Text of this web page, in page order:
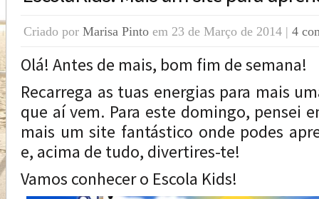
Criado por Marisa Pinto em 23 de Março de 2014 | 4
Olá! Antes de mais, bom fim de semana!
Recarrega as tuas energias para mais
que aí vem. Para este domingo, pensei
mais um site fantástico onde podes
e, acima de tudo, divertires-te!
Vamos conhecer o Escola Kids!